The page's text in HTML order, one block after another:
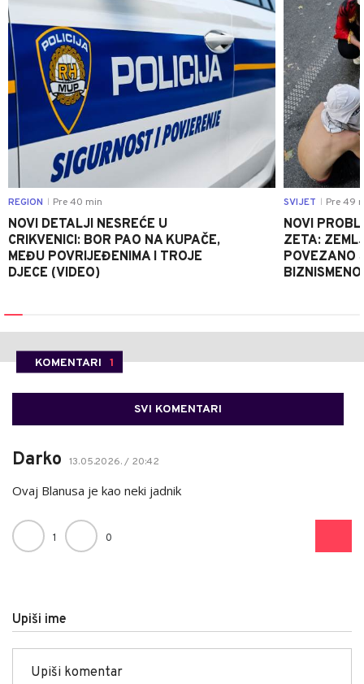
REGION Pre 40 min
NOVI DETALJI NESREĆE U
CRIKVENICI: BOR PAO NA KUPAČE,
MEĐU POVRIJEĐENIMA I TROJE
DJECE (VIDEO)
SVIJET Pre 49
NOVI
ZETA:
POVEZANO
KOMENTARI 1
SVI KOMENTARI
Darko 13.05.2026. / 20:42
Ovaj Blanusa je kao neki jadnik
1 0
Upiši ime